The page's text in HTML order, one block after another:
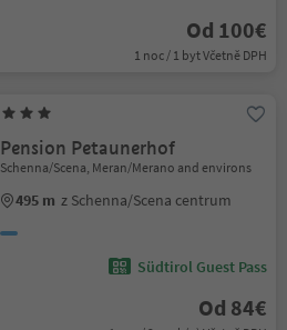
Od 100€
1 noc / 1 byt Včetně DPH
Pension Petaunerhof
Schenna/Scena, Meran/Merano and environs
495 m z Schenna/Scena centrum
Südtirol Guest Pass
Od 84€